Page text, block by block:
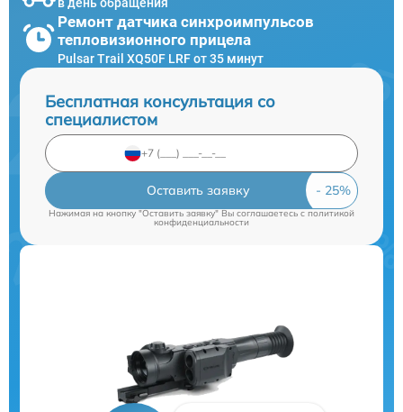
в день обращения
Ремонт датчика синхроимпульсов
тепловизионного прицела
Pulsar Trail XQ50F LRF от 35 минут
Бесплатная консультация со
специалистом
Оставить заявку
Нажимая на кнопку "Оставить заявку" Вы соглашаетесь cполитикой
конфиденциальности